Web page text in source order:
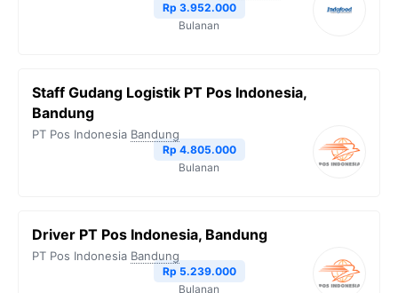
k
Rp 3.952.000
Bulanan
Staff Gudang Logistik PT Pos Indonesia,
Bandung
PT Pos Indonesia Bandung
Rp 4.805.000
Bulanan
Driver PT Pos Indonesia, Bandung
PT Pos Indonesia Bandung
Rp 5.239.000
Bulanan